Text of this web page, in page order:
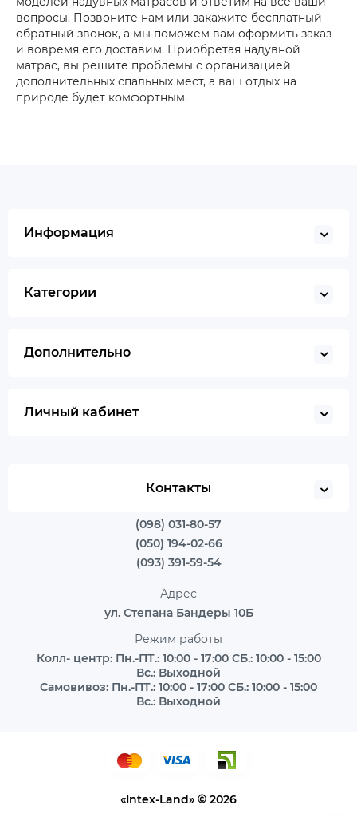
вопросы. Позвоните нам или закажите бесплатный
обратный звонок, а мы поможем вам оформить заказ
и вовремя его доставим. Приобретая надувной
матрас, вы решите проблемы с организацией
дополнительных спальных мест, а ваш отдых на
природе будет комфортным.
Информация
Категории
Дополнительно
Личный кабинет
Контакты
(098) 031-80-57
(050) 194-02-66
(093) 391-59-54
Адрес
ул. Степана Бандеры 10Б
Режим работы
Колл- центр: Пн.-ПТ.: 10:00 - 17:00 СБ.: 10:00 - 15:00
Вс.: Выходной
Самовивоз: Пн.-ПТ.: 10:00 - 17:00 СБ.: 10:00 - 15:00
Вс.: Выходной
«Intex-Land» © 2026